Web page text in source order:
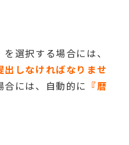
を選択する場合には、
しなければなりませ
合には、自動的に
『暦